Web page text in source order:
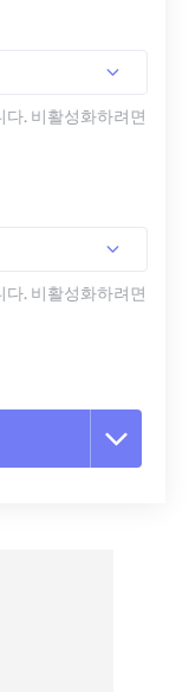
다. 비활성화하려면
다. 비활성화하려면